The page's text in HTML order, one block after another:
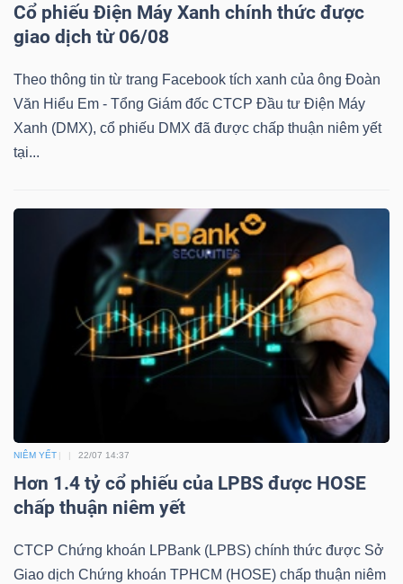
Cổ phiếu Điện Máy Xanh chính thức được
giao dịch từ 06/08
Theo thông tin từ trang Facebook tích xanh của ông Đoàn
Văn Hiểu Em - Tổng Giám đốc CTCP Đầu tư Điện Máy
Xanh (DMX), cổ phiếu DMX đã được chấp thuận niêm yết
tại...
NIÊM YẾT 22/07 14:37
Hơn 1.4 tỷ cổ phiếu của LPBS được HOSE
chấp thuận niêm yết
CTCP Chứng khoán LPBank (LPBS) chính thức được Sở
Giao dịch Chứng khoán TPHCM (HOSE) chấp thuận niêm
ÍCH
Chứng chỉ quỹ
Lãnh
đạo
(-)
Tất cả Người nội bộ Người liên quan Cổ đông lớn